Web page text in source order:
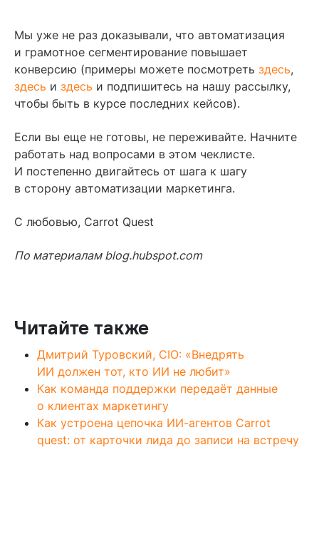
Мы уже не раз доказывали, что автоматизация
и грамотное сегментирование повышает
конверсию (примеры можете посмотреть здесь,
здесь и здесь и подпишитесь на нашу рассылку,
чтобы быть в курсе последних кейсов).
Если вы еще не готовы, не переживайте. Начните
работать над вопросами в этом чеклисте.
И постепенно двигайтесь от шага к шагу
в сторону автоматизации маркетинга.
С любовью, Carrot Quest
По материалам blog.hubspot.com
Читайте также
Дмитрий Туровский, CIO: «Внедрять
ИИ должен тот, кто ИИ не любит»
Как команда поддержки передаёт данные
о клиентах маркетингу
Как устроена цепочка ИИ-агентов Carrot
quest: от карточки лида до записи на встречу